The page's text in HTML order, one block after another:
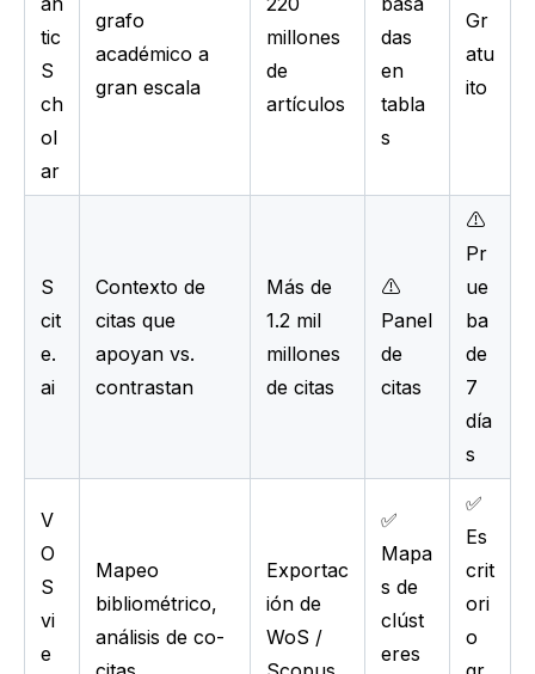
tic
S
ch
ol
ar
grafo
académico a
gran escala
millones
de
artículos
das
en
tabla
s
Gr
atu
ito
S
cit
e.
ai
Contexto de
citas que
apoyan vs.
contrastan
Más de
1.2 mil
millones
de citas
⚠️
Panel
de
citas
⚠️
Pr
ue
ba
de
7
día
s
V
O
S
vi
e
Mapeo
bibliométrico,
análisis de co-
Exportac
ión de
WoS /
✅
Mapa
s de
clúst
eres
✅
Es
crit
ori
o